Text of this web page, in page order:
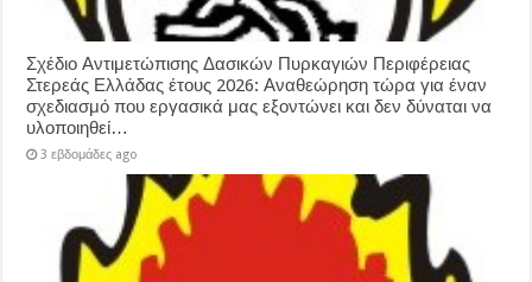
Σχέδιο Αντιμετώπισης Δασικών Πυρκαγιών Περιφέρειας
Στερεάς Ελλάδας έτους 2026: Αναθεώρηση τώρα για έναν
σχεδιασμό που εργασικά μας εξοντώνει και δεν δύναται να
υλοποιηθεί…
3 εβδομάδες ago